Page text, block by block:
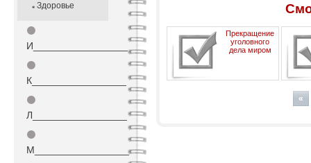
Здоровье
⚫
И_________________
⚫
К_________________
⚫
Л_________________
⚫
М_________________
Прекращение
уголовного
дела миром
«